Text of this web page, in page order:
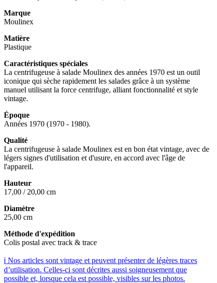
Marque
Moulinex
Matière
Plastique
Caractéristiques spéciales
La centrifugeuse à salade Moulinex des années 1970 est un outil
iconique qui sèche rapidement les salades grâce à un système
manuel utilisant la force centrifuge, alliant fonctionnalité et style
vintage.
Époque
Années 1970 (1970 - 1980).
Qualité
La centrifugeuse à salade Moulinex est en bon état vintage, avec de
légers signes d'utilisation et d'usure, en accord avec l'âge de
l'appareil.
Hauteur
17,00 / 20,00 cm
Diamètre
25,00 cm
Méthode d'expédition
Colis postal avec track & trace
ℹ️ Nos articles sont vintage et peuvent présenter de légères traces
d’utilisation. Celles-ci sont décrites aussi soigneusement que
possible et, lorsque cela est possible, visibles sur les photos.